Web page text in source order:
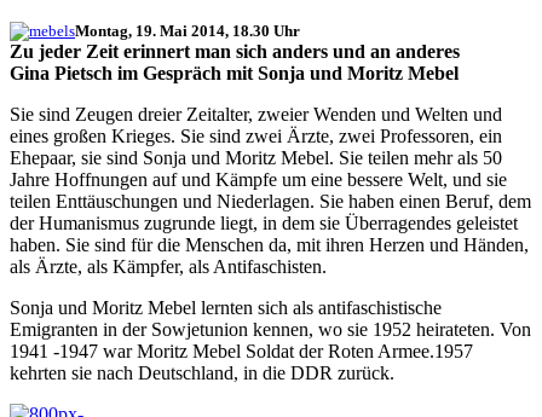
Montag, 19. Mai 2014, 18.30 Uhr
Zu jeder Zeit erinnert man sich anders und an anderes
Gina Pietsch im Gespräch mit Sonja und Moritz Mebel
Sie sind Zeugen dreier Zeitalter, zweier Wenden und Welten und
eines großen Krieges. Sie sind zwei Ärzte, zwei Professoren, ein
Ehepaar, sie sind Sonja und Moritz Mebel. Sie teilen mehr als 50
Jahre Hoffnungen auf und Kämpfe um eine bessere Welt, und sie
teilen Enttäuschungen und Niederlagen. Sie haben einen Beruf, dem
der Humanismus zugrunde liegt, in dem sie Überragendes geleistet
haben. Sie sind für die Menschen da, mit ihren Herzen und Händen,
als Ärzte, als Kämpfer, als Antifaschisten.
Sonja und Moritz Mebel lernten sich als antifaschistische
Emigranten in der Sowjetunion kennen, wo sie 1952 heirateten. Von
1941 -1947 war Moritz Mebel Soldat der Roten Armee.1957
kehrten sie nach Deutschland, in die DDR zurück.